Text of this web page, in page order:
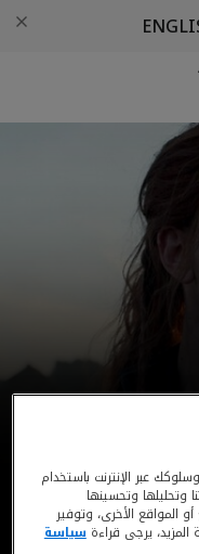
عبر الإنترنت باستخدام
وتحليلها وتحسينها
المواقع الأخرى، وتوفير
يرجى قراءةسياسة